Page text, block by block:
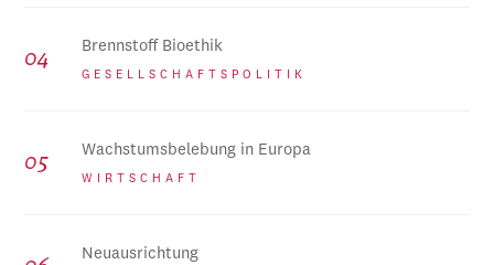
Brennstoff Bioethik
GESELLSCHAFTSPOLITIK
Wachstumsbelebung in Europa
WIRTSCHAFT
Neuausrichtung